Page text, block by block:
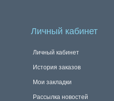
Личный кабинет
Личный кабинет
История заказов
Мои закладки
Рассылка новостей